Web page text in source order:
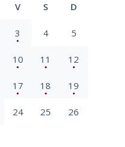
V S D
3 4 5
10 11 12
17 18 19
24 25 26